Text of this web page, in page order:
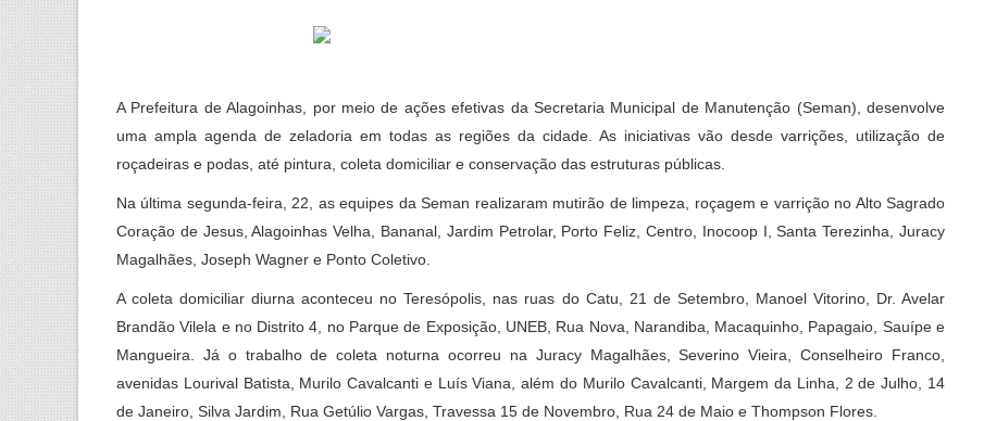
A Prefeitura de Alagoinhas, por meio de ações efetivas da Secretaria Municipal de Manutenção (Seman), desenvolve
uma ampla agenda de zeladoria em todas as regiões da cidade. As iniciativas vão desde varrições, utilização de
roçadeiras e podas, até pintura, coleta domiciliar e conservação das estruturas públicas.
Na última segunda-feira, 22, as equipes da Seman realizaram mutirão de limpeza, roçagem e varrição no Alto Sagrado
Coração de Jesus, Alagoinhas Velha, Bananal, Jardim Petrolar, Porto Feliz, Centro, Inocoop I, Santa Terezinha, Juracy
Magalhães, Joseph Wagner e Ponto Coletivo.
A coleta domiciliar diurna aconteceu no Teresópolis, nas ruas do Catu, 21 de Setembro, Manoel Vitorino, Dr. Avelar
Brandão Vilela e no Distrito 4, no Parque de Exposição, UNEB, Rua Nova, Narandiba, Macaquinho, Papagaio, Sauípe e
Mangueira. Já o trabalho de coleta noturna ocorreu na Juracy Magalhães, Severino Vieira, Conselheiro Franco,
avenidas Lourival Batista, Murilo Cavalcanti e Luís Viana, além do Murilo Cavalcanti, Margem da Linha, 2 de Julho, 14
de Janeiro, Silva Jardim, Rua Getúlio Vargas, Travessa 15 de Novembro, Rua 24 de Maio e Thompson Flores.